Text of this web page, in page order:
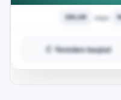
↻ Yeniden başlat